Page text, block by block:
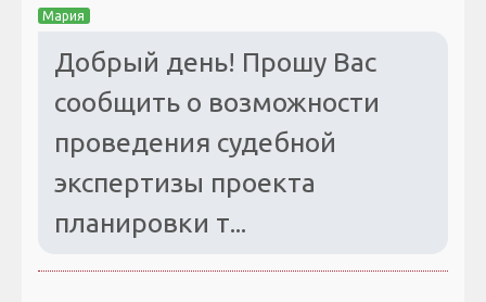
Мария
Добрый день! Прошу Вас
сообщить о возможности
проведения судебной
экспертизы проекта
планировки т...